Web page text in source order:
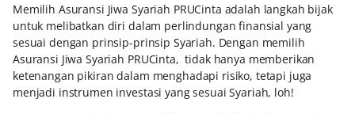
Memilih Asuransi Jiwa Syariah PRUCinta adalah langkah bijak
untuk melibatkan diri dalam perlindungan finansial yang
sesuai dengan prinsip-prinsip Syariah. Dengan memilih
Asuransi Jiwa Syariah PRUCinta, tidak hanya memberikan
ketenangan pikiran dalam menghadapi risiko, tetapi juga
menjadi instrumen investasi yang sesuai Syariah, loh!